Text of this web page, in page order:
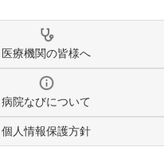
医療機関の皆様へ
病院なびについて
個人情報保護方針